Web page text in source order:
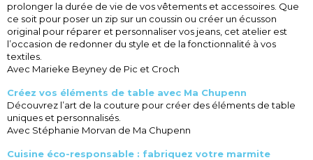
prolonger la durée de vie de vos vêtements et accessoires. Que
ce soit pour poser un zip sur un coussin ou créer un écusson
original pour réparer et personnaliser vos jeans, cet atelier est
l’occasion de redonner du style et de la fonctionnalité à vos
textiles.
Avec Marieke Beyney de Pic et Croch
Créez vos éléments de table avec Ma Chupenn
Découvrez l’art de la couture pour créer des éléments de table
uniques et personnalisés.
Avec Stéphanie Morvan de Ma Chupenn
Cuisine éco-responsable : fabriquez votre marmite